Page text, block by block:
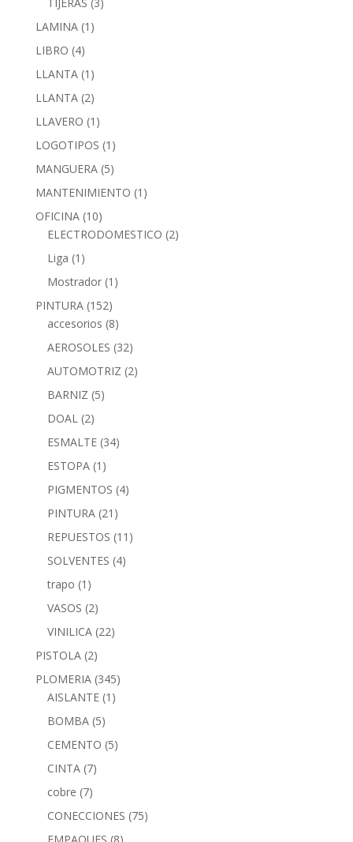
LAMINA (1)
LIBRO (4)
LLANTA (1)
LLANTA (2)
LLAVERO (1)
LOGOTIPOS (1)
MANGUERA (5)
MANTENIMIENTO (1)
OFICINA (10)
ELECTRODOMESTICO (2)
Liga (1)
Mostrador (1)
PINTURA (152)
accesorios (8)
AEROSOLES (32)
AUTOMOTRIZ (2)
BARNIZ (5)
DOAL (2)
ESMALTE (34)
ESTOPA (1)
PIGMENTOS (4)
PINTURA (21)
REPUESTOS (11)
SOLVENTES (4)
trapo (1)
VASOS (2)
VINILICA (22)
PISTOLA (2)
PLOMERIA (345)
AISLANTE (1)
BOMBA (5)
CEMENTO (5)
CINTA (7)
cobre (7)
CONECCIONES (75)
EMPAQUES (8)